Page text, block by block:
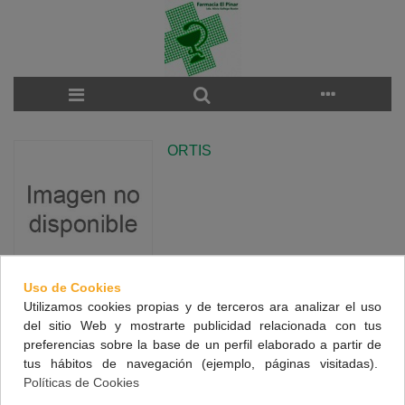
ORTIS
There are no products on the category.
NUESTRA FARMACIA
Uso de Cookies
Utilizamos cookies propias y de terceros ara analizar el uso
del sitio Web y mostrarte publicidad relacionada con tus
preferencias sobre la base de un perfil elaborado a partir de
tus hábitos de navegación (ejemplo, páginas visitadas).
Políticas de Cookies